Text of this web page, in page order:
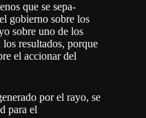
que se sepa-
gobierno sobre los
sobre uno de los
resultados, porque
el accionar del
por el rayo, se
para el